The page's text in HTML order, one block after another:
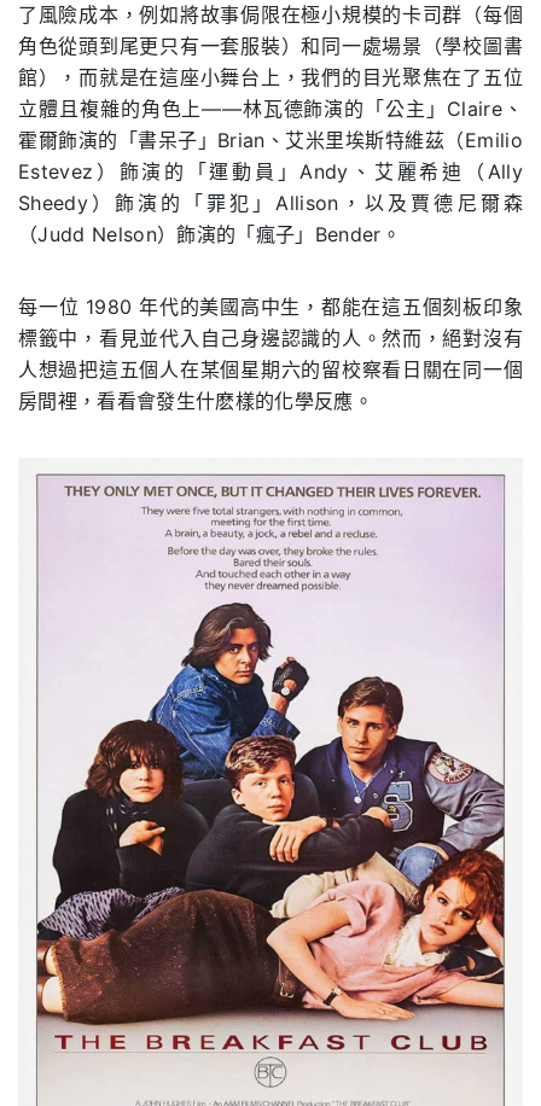
了風險成本，例如將故事侷限在極小規模的卡司群（每個
角色從頭到尾更只有一套服裝）和同一處場景（學校圖書
館），而就是在這座小舞台上，我們的目光聚焦在了五位
立體且複雜的角色上——林瓦德飾演的「公主」Claire、
霍爾飾演的「書呆子」Brian、艾米里埃斯特維茲（Emilio
Estevez）飾演的「運動員」Andy、艾麗希迪（Ally
Sheedy）飾演的「罪犯」Allison，以及賈德尼爾森
（Judd Nelson）飾演的「瘋子」Bender。
每一位 1980 年代的美國高中生，都能在這五個刻板印象
標籤中，看見並代入自己身邊認識的人。然而，絕對沒有
人想過把這五個人在某個星期六的留校察看日關在同一個
房間裡，看看會發生什麽樣的化學反應。